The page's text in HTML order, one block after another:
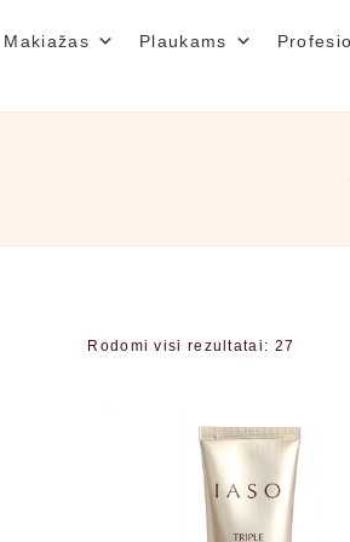
Makiažas Plaukams
Rodomi visi rezultatai: 27